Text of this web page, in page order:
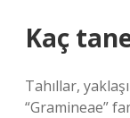
Kaç
Tahıllar,
“Gramineae”